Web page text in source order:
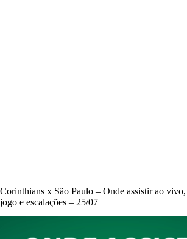
Corinthians x São Paulo – Onde assistir ao
jogo e escalações – 25/07